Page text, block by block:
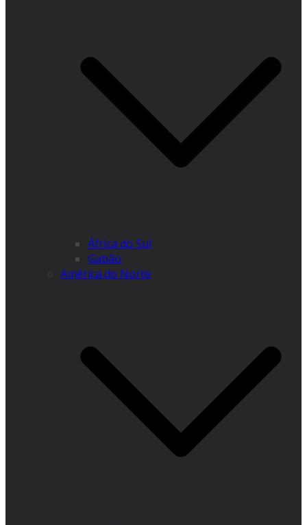
África do Sul
Gabão
América do Norte